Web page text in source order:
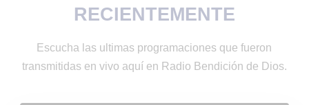
RECIENTEMENTE
Escucha las ultimas programaciones que fueron
transmitidas en vivo aquí en Radio Bendición de Dios.